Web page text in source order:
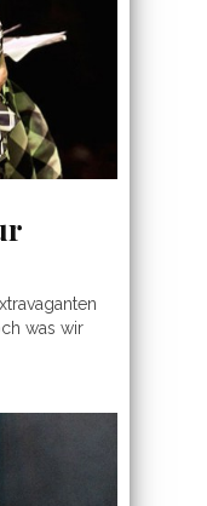
was wir